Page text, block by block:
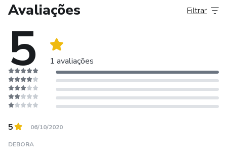
Avaliações
5 1 avaliações
Filtrar
5 06/10/2020
DEBORA